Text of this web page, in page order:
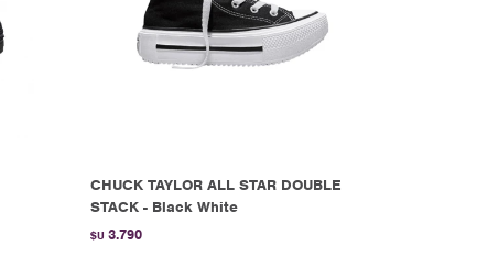
CHUCK TAYLOR ALL STAR DOUBLE
STACK - Black White
$U 3.790